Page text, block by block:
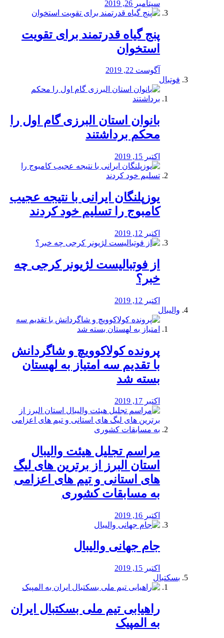
سپتامبر 26, 2019
پنج گیاه قدرتمند برای تقویت
استخوان
آگوست 22, 2019
فوتبال
بانوان استان البرزی گام اول را
محكم برداشتند
اکتبر 15, 2019
یوزپلنگان ایرانی با نتیجه عجیب
کامبوج را تسلیم خود کردند
اکتبر 12, 2019
از فوتبالیست لژیونر کرجی چه
خبر؟
اکتبر 12, 2019
والیبال
پرونده کولاکوویچ و شاگردانش
با تقدیم سه امتیاز به لهستان
بسته شد
اکتبر 17, 2019
مراسم تجلیل هیئت والیبال
استان البرز از برترین های لیگ
های استانی و تیم های اعزامی
به مسابقات کشوری
اکتبر 16, 2019
جام جهانی والیبال
اکتبر 15, 2019
بسکتبال
راهیابی تیم ملی بسکتبال ایران
به المپیک